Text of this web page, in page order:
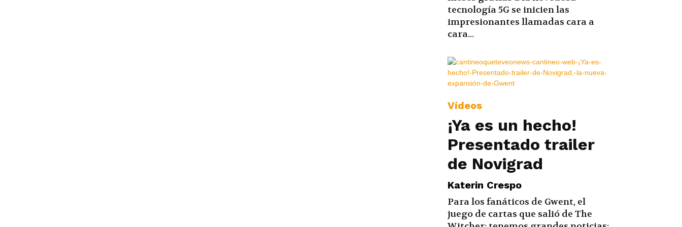
tecnología 5G se inicien las
impresionantes llamadas cara a
cara...
Vídeos
¡Ya es un hecho!
Presentado trailer
de Novigrad
Katerin Crespo
Para los fanáticos de Gwent, el
juego de cartas que salió de The